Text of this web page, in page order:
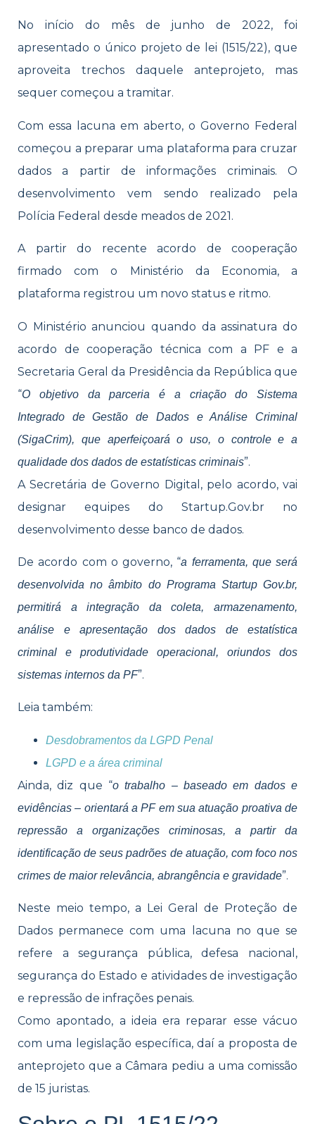
No início do mês de junho de 2022, foi
apresentado o único projeto de lei (1515/22), que
aproveita trechos daquele anteprojeto, mas
sequer começou a tramitar.
Com essa lacuna em aberto, o Governo Federal
começou a preparar uma plataforma para cruzar
dados a partir de informações criminais. O
desenvolvimento vem sendo realizado pela
Polícia Federal desde meados de 2021.
A partir do recente acordo de cooperação
firmado com o Ministério da Economia, a
plataforma registrou um novo status e ritmo.
O Ministério anunciou quando da assinatura do
acordo de cooperação técnica com a PF e a
Secretaria Geral da Presidência da República que
“O objetivo da parceria é a criação do Sistema
Integrado de Gestão de Dados e Análise Criminal
(SigaCrim), que aperfeiçoará o uso, o controle e a
qualidade dos dados de estatísticas criminais”.
A Secretária de Governo Digital, pelo acordo, vai
designar equipes do Startup.Gov.br no
desenvolvimento desse banco de dados.
De acordo com o governo, “a ferramenta, que será
desenvolvida no âmbito do Programa Startup Gov.br,
permitirá a integração da coleta, armazenamento,
análise e apresentação dos dados de estatística
criminal e produtividade operacional, oriundos dos
sistemas internos da PF”.
Leia também:
Desdobramentos da LGPD Penal
LGPD e a área criminal
Ainda, diz que “o trabalho – baseado em dados e
evidências – orientará a PF em sua atuação proativa de
repressão a organizações criminosas, a partir da
identificação de seus padrões de atuação, com foco nos
crimes de maior relevância, abrangência e gravidade”.
Neste meio tempo, a Lei Geral de Proteção de
Dados permanece com uma lacuna no que se
refere a segurança pública, defesa nacional,
segurança do Estado e atividades de investigação
e repressão de infrações penais.
Como apontado, a ideia era reparar esse vácuo
com uma legislação específica, daí a proposta de
anteprojeto que a Câmara pediu a uma comissão
de 15 juristas.